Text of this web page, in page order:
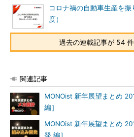
コロナ禍の自動車生産を
度）
過去の連載記事が 54
関連記事
MONOist 新年展望まとめ
編］
MONOist 新年展望まとめ
発 編］